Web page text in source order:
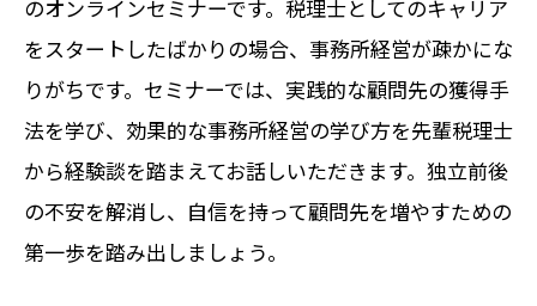
のオンラインセミナーです。税理士としてのキャリア
をスタートしたばかりの場合、事務所経営が疎かにな
りがちです。セミナーでは、実践的な顧問先の獲得手
法を学び、効果的な事務所経営の学び方を先輩税理士
から経験談を踏まえてお話しいただきます。独立前後
の不安を解消し、自信を持って顧問先を増やすための
第一歩を踏み出しましょう。